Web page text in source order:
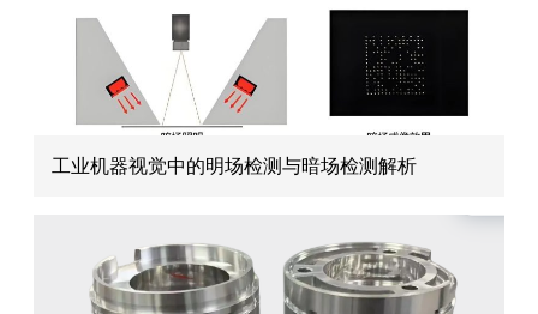
工业机器视觉中的明场检测与暗场检测解析